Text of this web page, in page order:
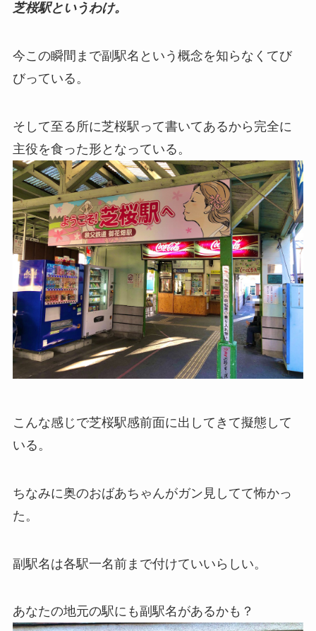
芝桜駅というわけ。
今この瞬間まで副駅名という概念を知らなくてび
びっている。
そして至る所に芝桜駅って書いてあるから完全に
主役を食った形となっている。
こんな感じで芝桜駅感前面に出してきて擬態して
いる。
ちなみに奥のおばあちゃんがガン見してて怖かっ
た。
副駅名は各駅一名前まで付けていいらしい。
あなたの地元の駅にも副駅名があるかも？